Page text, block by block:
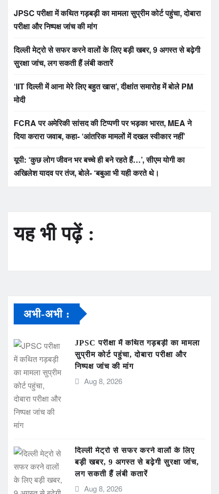
JPSC परीक्षा में कथित गड़बड़ी का मामला सुप्रीम कोर्ट पहुंचा, दोबारा
परीक्षा और निष्पक्ष जांच की मांग
दिल्ली मेट्रो से सफर करने वालों के लिए बड़ी खबर, 9 अगस्त से बढ़ेगी
सुरक्षा जांच, लग सकती हैं लंबी कतारें
‘IIT दिल्ली में आना मेरे लिए बहुत खास’, दीक्षांत समारोह में बोले PM
मोदी
FCRA पर अमेरिकी सांसद की टिप्पणी पर भड़का भारत, MEA ने
दिया करारा जवाब, कहा- ‘आंतरिक मामलों में दखल स्वीकार नहीं’
यूपी: ‘कुछ लोग जीवन भर बच्चे ही बने रहते हैं…’, सीएम योगी का
अखिलेश यादव पर तंज, बोले- ‘बबुआ भी यही करते थे।
यह भी पढ़ें :
अभी-अभी :
JPSC परीक्षा में कथित गड़बड़ी का मामला
सुप्रीम कोर्ट पहुंचा, दोबारा परीक्षा और
निष्पक्ष जांच की मांग
Aug 8, 2026
दिल्ली मेट्रो से सफर करने वालों के लिए
बड़ी खबर, 9 अगस्त से बढ़ेगी सुरक्षा जांच,
लग सकती हैं लंबी कतारें
Aug 8, 2026